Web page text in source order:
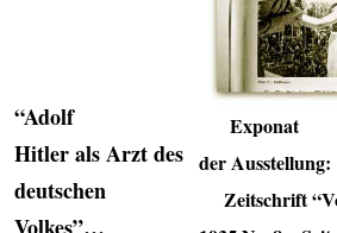
“Adolf
Hitler als Arzt des
deutschen
Exponat
der Ausstellung:
Zeitschrift